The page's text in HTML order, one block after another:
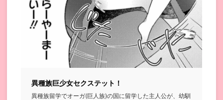
異種族巨少女セクステット！
異種族留学でオーガ(巨人族)の国に留学した主人公が、幼馴